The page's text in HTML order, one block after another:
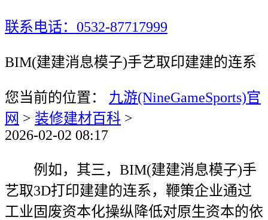
联系电话：0532-87717999
BIM(建建消息模子)手艺取印建建的连系
您当前的位置： 九游(NineGameSports)官
网 > 装修建材百科 >
2026-02-02 08:17
例如，其三，BIM(建建消息模子)手
艺取3D打印建建的连系，鞭策企业通过
工业固废资本化操纵降低对原生资本的依